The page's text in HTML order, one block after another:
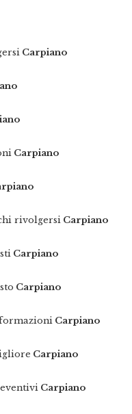
Carpiano
Carpiano
rivolgersi Carpiano
Carpiano
Carpiano
Carpiano
Carpiano
Carpiano